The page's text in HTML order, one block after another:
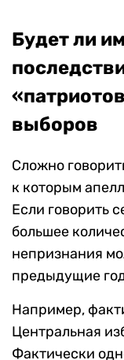
Будет ли
выборов
Сложно
к которым
Если говорить
большее
непризнания
предыдущие
Например,
Центральная
Фактически